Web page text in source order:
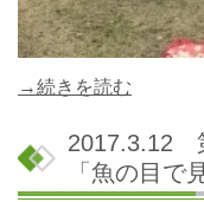
→続きを読む
2017.3.12
「魚の目で